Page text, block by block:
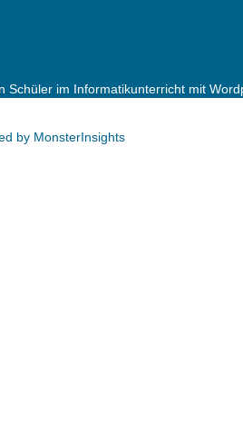
Schüler im Informatikunterricht mit